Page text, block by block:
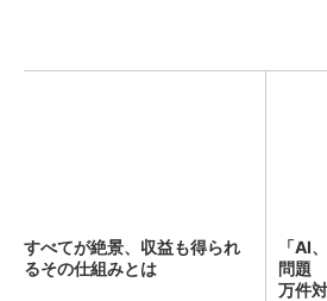
すべてが絶景、収益も得られ
るその仕組みとは
「AI
問題
万件